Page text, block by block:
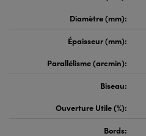
Diamètre (mm):
Épaisseur (mm):
Parallélisme (arcmin):
Biseau:
Ouverture Utile (%):
Bords: